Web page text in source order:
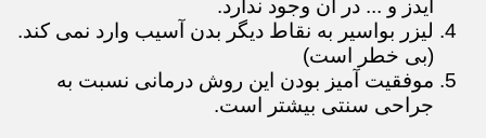
ایدز و ... در آن وجود ندارد.
لیزر بواسیر به نقاط دیگر بدن آسیب وارد نمی کند.
(بی خطر است)
موفقیت آمیز بودن این روش درمانی نسبت به
جراحی سنتی بیشتر است.